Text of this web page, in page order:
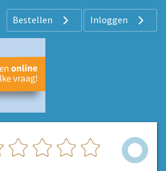
Bestellen Inloggen